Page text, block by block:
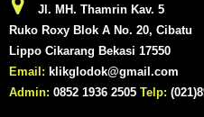
Jl. MH. Thamrin Kav. 5
Ruko Roxy Blok A No. 20, Cibatu
Lippo Cikarang Bekasi 17550
Email: klikglodok@gmail.com
Admin: 0852 1936 2505 Telp: